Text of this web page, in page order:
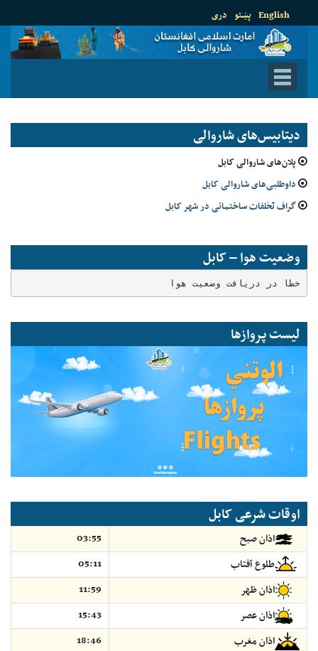
دری پښتو English
دیتابیس‌های شاروالی
پلان‌های شاروالی کابل
داوطلبی‌های شاروالی کابل
گراف تخلفات ساختمانی در شهر کابل
وضعیت هوا – کابل
خطا در دریافت وضعیت هوا
لیست پروازها
اوقات شرعی کابل
اذان صبح
03:55
طلوع آفتاب
05:11
اذان ظهر
11:59
اذان عصر
15:43
اذان مغرب
18:46